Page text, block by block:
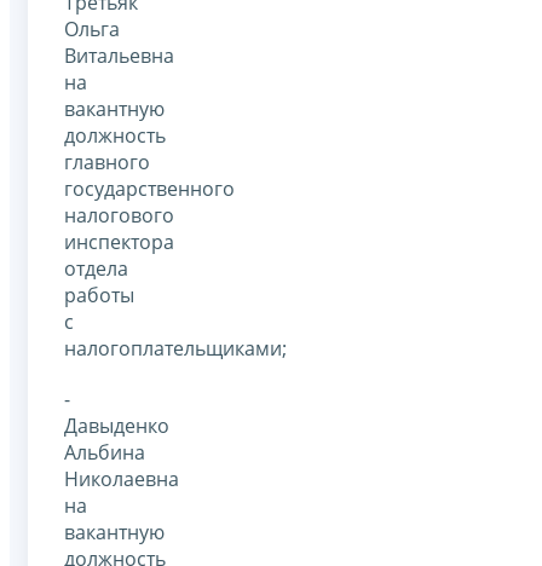
Ольга
Витальевна
на
вакантную
должность
главного
государственного
налогового
инспектора
отдела
работы
с
налогоплательщиками;
-
Давыденко
Альбина
Николаевна
на
вакантную
должность